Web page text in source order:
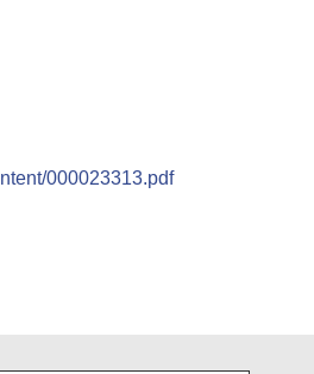
000023313.pdf